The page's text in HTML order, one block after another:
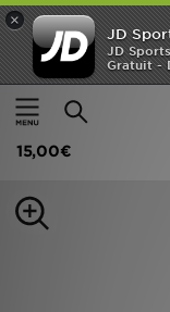
×
JD
JD
Gratuit -
Accueil
Homme
Reebok Polo Tipped
15,00€
Accueil
Nouveautés
Enfant